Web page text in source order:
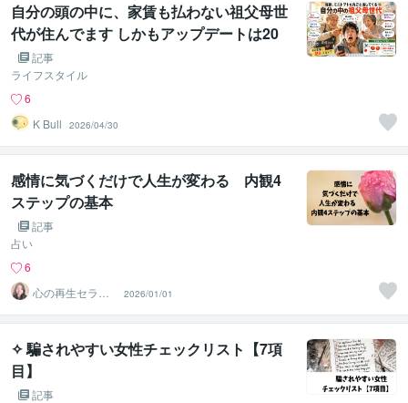
自分の頭の中に、家賃も払わない祖父母世
代が住んでます しかもアップデートは20
年前で止まっている件
記事
ライフスタイル
6
K Bull
2026/04/30
感情に気づくだけで人生が変わる 内観4
ステップの基本
記事
占い
6
心の再生セラピ
スト YASUKO
2026/01/01
✧ 騙されやすい女性チェックリスト【7項
目】
記事